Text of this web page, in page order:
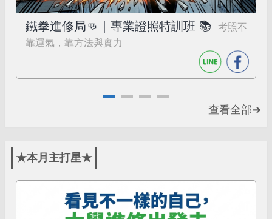
鐵拳進修局👊｜專業證照特訓班 📚
考照不
靠運氣，靠方法與實力
查看全部➔
★本月主打星★